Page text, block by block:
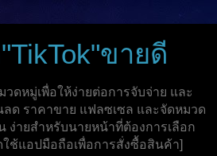
ขายดี
ดหมู่เพื่อให้ง่ายต่อการจับจ่าย และ
ด ราคาขาย แฟลซเซล และจัดหมวด
ายสำหรับนายหน้าที่ต้องการเลือก
ช้แอปมือถือเพื่อการสั่งซื้อสินค้า]